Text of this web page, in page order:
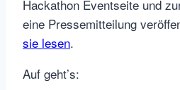
Hackathon Eventseite und
eine Pressemitteilung
sie lesen.
Auf geht’s: